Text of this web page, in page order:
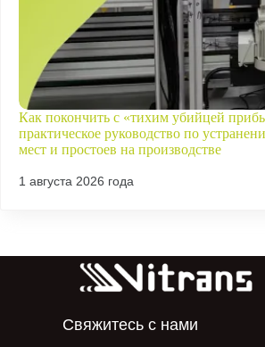
Как покончить с «тихим убийцей
практическое руководство по
мест и простоев на производстве
1 августа 2026 года
Свяжитесь с нами